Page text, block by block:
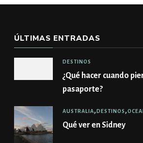
ÚLTIMAS ENTRADAS
DESTINOS
¿Qué hacer cuando
pasaporte?
AUSTRALIA DESTINOS
Qué ver en Sidney